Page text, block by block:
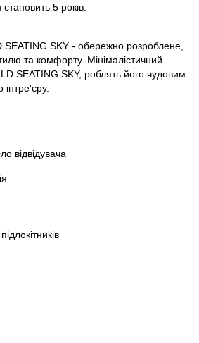
5 років.
SEATING SKY - обережно розроблене,
та комфорту. Мінімалістичний
LD SEATING SKY, роблять його чудовим
відвідувача